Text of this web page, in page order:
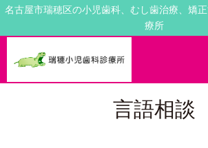
名古屋市瑞穂区の小児歯科、むし歯治療、矯
療所
言語相談